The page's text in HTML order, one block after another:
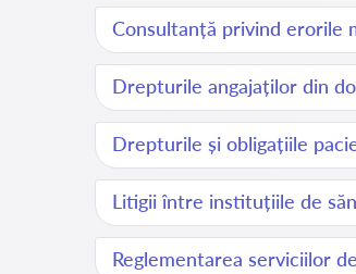
Consultanță privind erorile
Drepturile angajaților din
Drepturile și obligațiile
Litigii între instituțiile de
Reglementarea serviciilor